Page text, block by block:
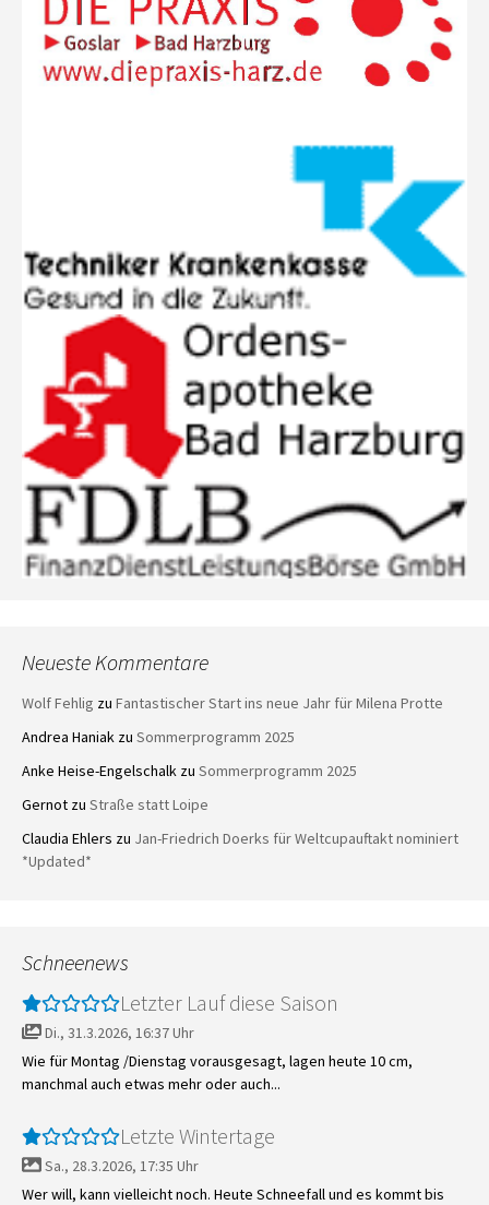
Neueste Kommentare
Wolf Fehlig zu Fantastischer Start ins neue Jahr für Milena Protte
Andrea Haniak zu Sommerprogramm 2025
Anke Heise-Engelschalk zu Sommerprogramm 2025
Gernot zu Straße statt Loipe
Claudia Ehlers zu Jan-Friedrich Doerks für Weltcupauftakt nominiert
*Updated*
Schneenews
Letzter Lauf diese Saison
Di., 31.3.2026, 16:37 Uhr
Wie für Montag /Dienstag vorausgesagt, lagen heute 10 cm,
manchmal auch etwas mehr oder auch...
Letzte Wintertage
Sa., 28.3.2026, 17:35 Uhr
Wer will, kann vielleicht noch. Heute Schneefall und es kommt bis